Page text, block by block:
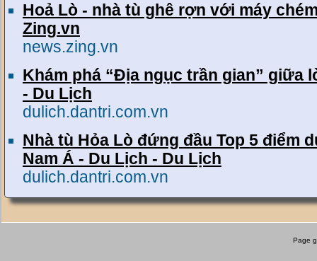
Hoả Lò - nhà tù ghê rợn với máy
Zing.vn
news.zing.vn
Khám phá “Địa ngục trần gian” giữa
- Du Lịch
dulich.dantri.com.vn
Nhà tù Hỏa Lò đứng đầu Top 5 điểm
Nam Á - Du Lịch - Du Lịch
dulich.dantri.com.vn
Page